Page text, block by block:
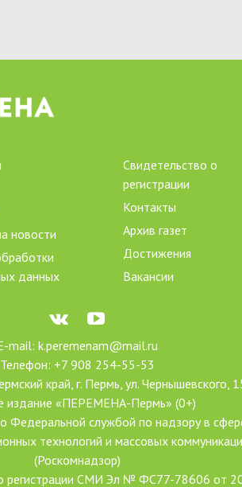
новости
данных
Свидетельство о
регистрации
Контакты
Архив газет
Достижения
Вакансии
mail: k.peremenam@mail.ru
Телефон: +7 908 254-55-53
край, г. Пермь, ул. Чернышевского,
издание «ПЕРЕМЕНА-Пермь» (0+)
Федеральной службой по надзору в
технологий и массовых
(Роскомнадзор)
регистрации СМИ Эл № ФС77-78606 от